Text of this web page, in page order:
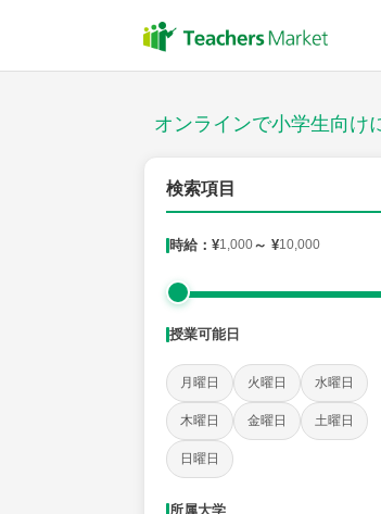
オンラインで小学生向け
検索項目
時給：¥1,000～ ¥10,000
授業可能日
月曜日 火曜日 水曜日
木曜日 金曜日 土曜日
日曜日
所属大学
授業スタイル
社会
時給：¥1,000 ～ ¥10,000
授業可能日